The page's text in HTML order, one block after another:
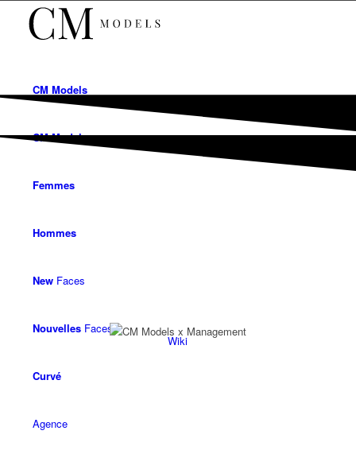
CM Models
CMModels
Femmes
Hommes
NewFaces
NouvellesFaces
Curvé
Agence
Wiki